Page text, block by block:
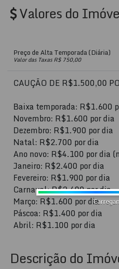
Valores do
Preço de Alta Temporada (Diária)
Valor das Taxas R$ 750,00
CAUÇÃO DE R$1.500,00
Baixa temporada: R$1.600
Novembro: R$1.600 por dia
Dezembro: R$1.900 por dia
Natal: R$2.700 por dia
Ano novo: R$4.100 por dia
Janeiro: R$2.400 por dia
Fevereiro: R$1.900 por dia
Carnaval: R$2.400 por dia
Março: R$1.600 por dia
Páscoa: R$1.400 por dia
Abril: R$1.100 por dia
Descrição do